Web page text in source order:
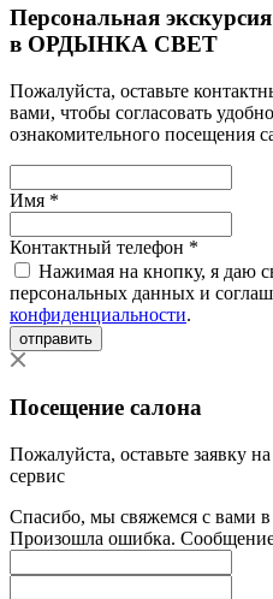
Персональная экскурсия
в ОРДЫНКА СВЕТ
Пожалуйста, оставьте
вами, чтобы согласовать
ознакомительного посещения
Имя *
Контактный телефон *
Нажимая на кнопку, я даю
персональных данных и
конфиденциальности.
отправить
Посещение салона
Пожалуйста, оставьте заявку
сервис
Спасибо, мы свяжемся с вами
Произошла ошибка.